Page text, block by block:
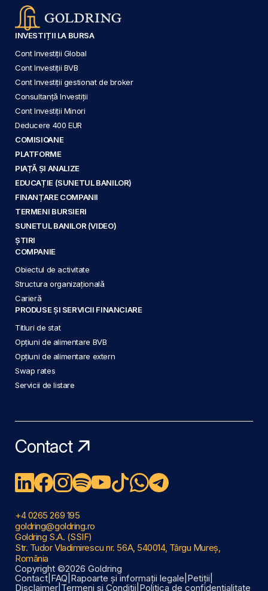
INVESTIȚII LA BURSA
Cont Investiții Global
Cont Investiții BVB
Cont Investiții gestionat de broker
Consultanță Investiții
Cont Investiții Minori
Deducere 400 EUR
COMISIOANE
PLATFORME
PIAȚĂ ȘI ANALIZE
EDUCAȚIE (SUNETUL BANILOR)
FINANȚARE COMPANII
TERMENI BURSIERI
SUNETUL BANILOR (VIDEO)
ȘTIRI
COMPANIE
Obiectul de activitate
Structura organizațională
Carieră
PRODUSE ȘI SERVICII FINANCIARE
Titluri de stat
Opțiuni de alimentare BVB
Opțiuni de alimentare extern
Swap rates
Servicii de listare
Contact
+4 0265 269 195
goldring@goldring.ro
Goldring S.A. (SSIF)
Str. Tudor Vladimirescu nr. 56A, 540014, Târgu Mureș,
România
Copyright ©2026 Goldring
Contact FAQ Rapoarte și informații legale Petiții
Disclaimer Termeni și Condiții Politica de confidențialitate